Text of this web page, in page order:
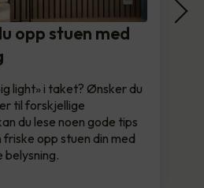
opp stuen med
light» i taket? Ønsker du
til forskjellige
du lese noen gode tips
friske opp stuen din med
belysning.